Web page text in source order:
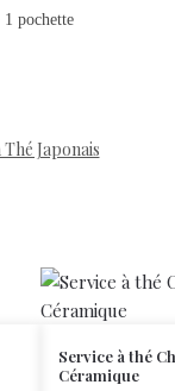
pochette
Japonais
Service à thé
Céramique